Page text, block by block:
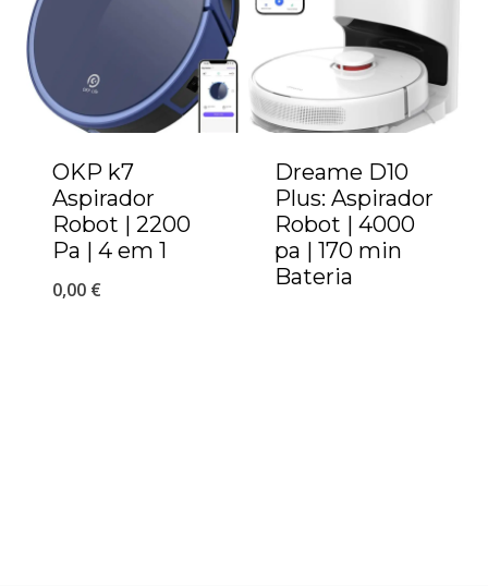
OKP k7
Aspirador
Robot | 2200
Pa | 4 em 1
0,00 €
Dreame D10
Plus: Aspirador
Robot | 4000
pa | 170 min
Bateria